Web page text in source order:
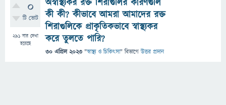
0
টি ভোট
291বার দেখা
হয়েছে
অস্বাস্থ্যকর রক্ত ​​শিরাগুলির কারণগুলি
কী কী? কীভাবে আমরা আমাদের রক্ত
​​শিরাগুলিকে প্রাকৃতিকভাবে স্বাস্থ্যকর
করে তুলতে পারি?
30 এপ্রিল 2023 "স্বাস্থ্য ও চিকিৎসা" বিভাগে উত্তর প্রদান